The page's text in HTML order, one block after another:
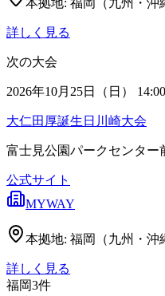
詳しく見る
次の大会
2026年10月25日（日） 14:00
大仁田厚誕生日川崎大会
富士見公園パークセンター
公式サイト
MYWAY
本拠地: 福岡（九州・沖
詳しく見る
福岡3件